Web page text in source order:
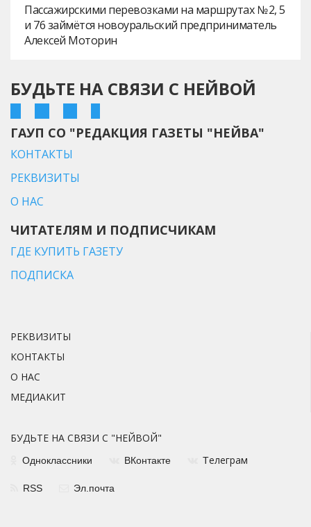
Пассажирскими перевозками на маршрутах № 2, 5
и 76 займётся новоуральский предприниматель
Алексей Моторин
БУДЬТЕ НА СВЯЗИ С НЕЙВОЙ
ГАУП СО "РЕДАКЦИЯ ГАЗЕТЫ "НЕЙВА"
КОНТАКТЫ
РЕКВИЗИТЫ
О НАС
ЧИТАТЕЛЯМ И ПОДПИСЧИКАМ
ГДЕ КУПИТЬ ГАЗЕТУ
ПОДПИСКА
РЕКВИЗИТЫ
КОНТАКТЫ
О НАС
МЕДИАКИТ
БУДЬТЕ НА СВЯЗИ С "НЕЙВОЙ"
Одноклассники ВКонтакте Телеграм
RSS Эл.почта